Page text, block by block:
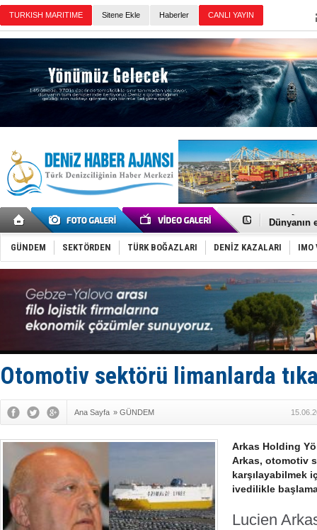
TURKISH MARITIME Sitene Ekle Haberler CANLI YAYIN
SOCAR
Dünyanın
Keşfedildi:
D-Marin,
Van’da
ASEAN ilk
TAYK -
İstanbul
Tersane
FESCO,
GÜNDEM SEKTÖRDEN TÜRK BOĞAZLARI DENİZ KAZALARI IMO
Otomotiv sektörü limanlarda
Ana Sayfa » GÜNDEM
Arkas Holding
Arkas, otomotiv
karşılayabilmek
ivedilikle
Lucien